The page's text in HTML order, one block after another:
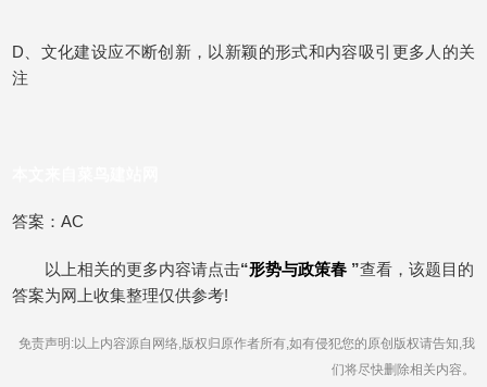
D、文化建设应不断创新，以新颖的形式和内容吸引更多人的关
注
答案：AC
以上相关的更多内容请点击“形势与政策春 ”查看，该题目的
答案为网上收集整理仅供参考!
免责声明:以上内容源自网络,版权归原作者所有,如有侵犯您的原创版权请告知,我
们将尽快删除相关内容。